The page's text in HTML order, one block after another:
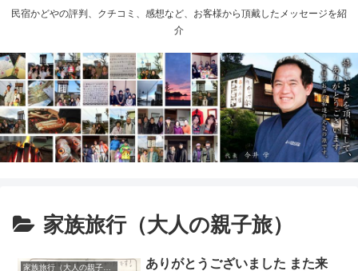
民宿かどやの評判、クチコミ、感想など、お客様から頂戴したメッセージを紹
介
家族旅行（大人の親子旅）
ありがとうございました また来